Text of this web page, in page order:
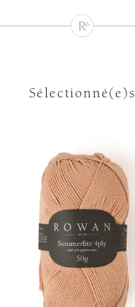
Sélectionné(e)s